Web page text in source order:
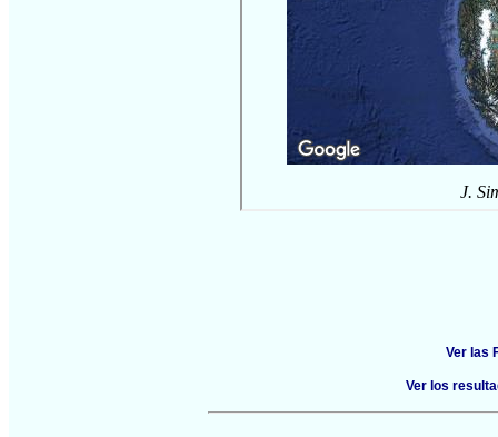
Ver las
Ver los